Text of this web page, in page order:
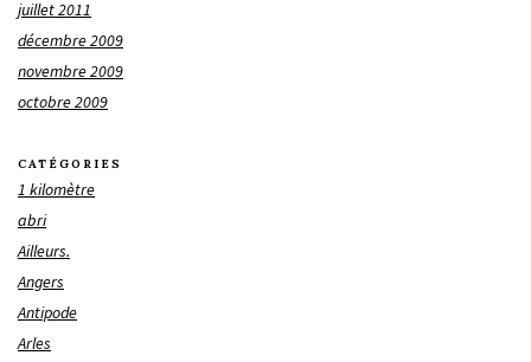
juillet 2011
décembre 2009
novembre 2009
octobre 2009
CATÉGORIES
1 kilomètre
abri
Ailleurs.
Angers
Antipode
Arles